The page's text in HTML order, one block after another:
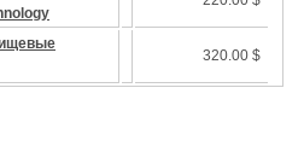
320.00 $